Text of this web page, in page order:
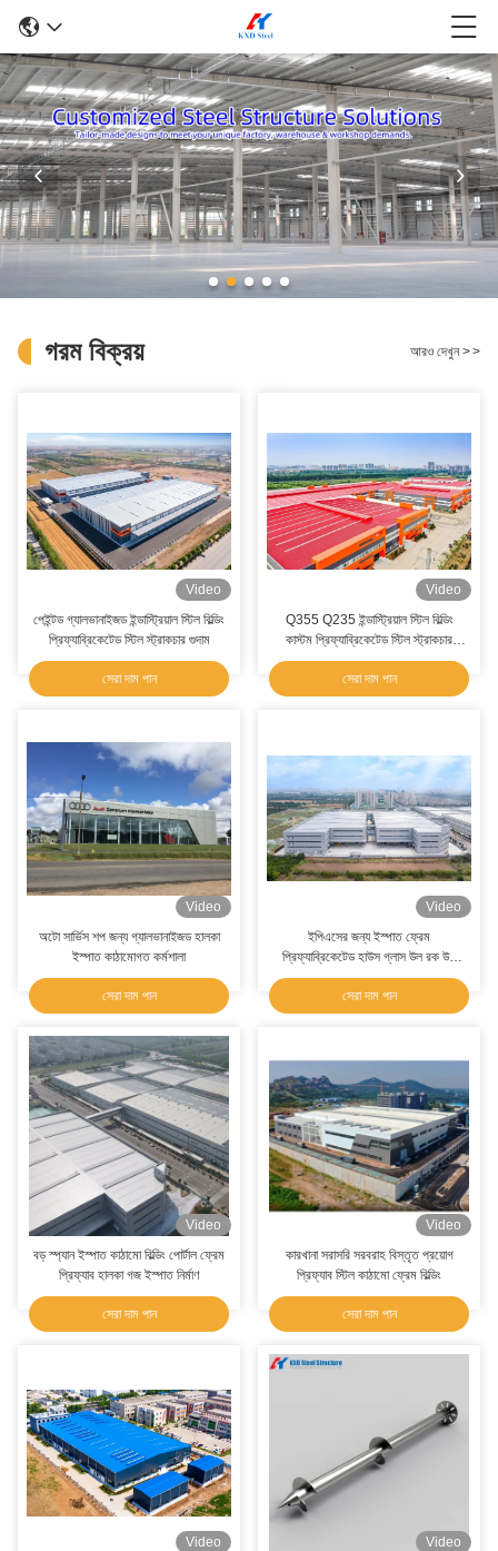
গরম বিক্রয় আরও দেখুন>>
Video
পেইন্টড গ্যালভানাইজড ইন্ডাস্ট্রিয়াল স্টিল বিল্ডিং
প্রিফ্যাব্রিকেটেড স্টিল স্ট্রাকচার গুদাম
সেরা দাম পান
Video
Q355 Q235 ইন্ডাস্ট্রিয়াল স্টিল বিল্ডিং
কাস্টম প্রিফ্যাব্রিকেটেড স্টিল স্ট্রাকচার
কর্মশালা
সেরা দাম পান
Video
অটো সার্ভিস শপ জন্য গ্যালভানাইজড হালকা
ইস্পাত কাঠামোগত কর্মশালা
সেরা দাম পান
Video
ইপিএসের জন্য ইস্পাত ফ্রেম
প্রিফ্যাব্রিকেটেড হাউস গ্লাস উল রক উল
পিইউ স্যান্ডউইচ প্যানেল
সেরা দাম পান
Video
বড় স্প্যান ইস্পাত কাঠামো বিল্ডিং পোর্টাল ফ্রেম
প্রিফ্যাব হালকা গজ ইস্পাত নির্মাণ
সেরা দাম পান
Video
কারখানা সরাসরি সরবরাহ বিস্তৃত প্রয়োগ
প্রিফ্যাব স্টিল কাঠামো ফ্রেম বিল্ডিং
সেরা দাম পান
Video
Video